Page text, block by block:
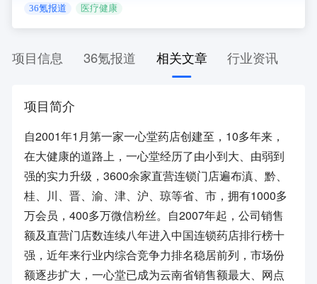
36氪报道 医疗健康
项目信息 36氪报道 相关文章 行业资讯
项目简介
自2001年1月第一家一心堂药店创建至，10多年来，
在大健康的道路上，一心堂经历了由小到大、由弱到
强的实力升级，3600余家直营连锁门店遍布滇、黔、
桂、川、晋、渝、津、沪、琼等省、市，拥有1000多
万会员，400多万微信粉丝。自2007年起，公司销售
额及直营门店数连续八年进入中国连锁药店排行榜十
强，近年来行业内综合竞争力排名稳居前列，市场份
额逐步扩大，一心堂已成为云南省销售额最大、网点